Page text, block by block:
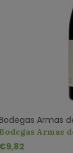
Bodegas Armas
Bodegas Armas
DO
€9,82